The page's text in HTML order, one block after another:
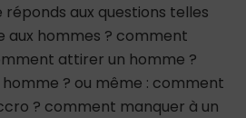
aux questions telles
aux hommes ? comment
attirer un homme ?
? ou même : comment
? comment manquer à un